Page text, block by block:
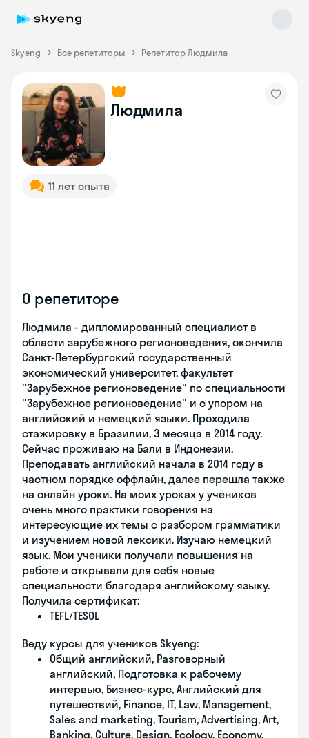
Skyeng Все репетиторы Репетитор Людмила
Людмила
11 лет опыта
О репетиторе
Людмила - дипломированный специалист в
области зарубежного регионоведения, окончила
Санкт-Петербургский государственный
экономический университет, факультет
"Зарубежное регионоведение" по специальности
"Зарубежное регионоведение" и с упором на
английский и немецкий языки. Проходила
стажировку в Бразилии, 3 месяца в 2014 году.
Сейчас проживаю на Бали в Индонезии.
Преподавать английский начала в 2014 году в
частном порядке оффлайн, далее перешла также
на онлайн уроки. На моих уроках у учеников
очень много практики говорения на
интересующие их темы с разбором грамматики
и изучением новой лексики. Изучаю немецкий
язык. Мои ученики получали повышения на
работе и открывали для себя новые
специальности благодаря английскому языку.
Получила сертификат:
TEFL/TESOL
Веду курсы для учеников Skyeng:
Общий английский, Разговорный
английский, Подготовка к рабочему
интервью, Бизнес-курс, Английский для
путешествий, Finance, IT, Law, Management,
Sales and marketing, Tourism, Advertising, Art,
Banking, Culture, Design, Ecology, Economy,
Skyeng Chat
online